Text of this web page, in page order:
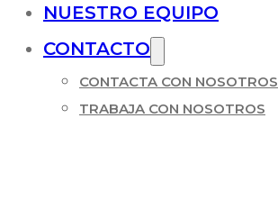
NUESTRO EQUIPO
CONTACTO
CONTACTA CON NOSOTROS
TRABAJA CON NOSOTROS